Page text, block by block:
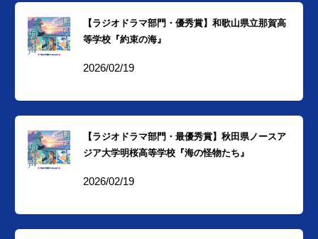
【ラジオドラマ部門・優秀賞】和歌山県立那賀高
等学校『約束の海』
2026/02/19
【ラジオドラマ部門・最優秀賞】秋田県ノースア
ジア大学明桜高等学校『海の怪物たち』
2026/02/19